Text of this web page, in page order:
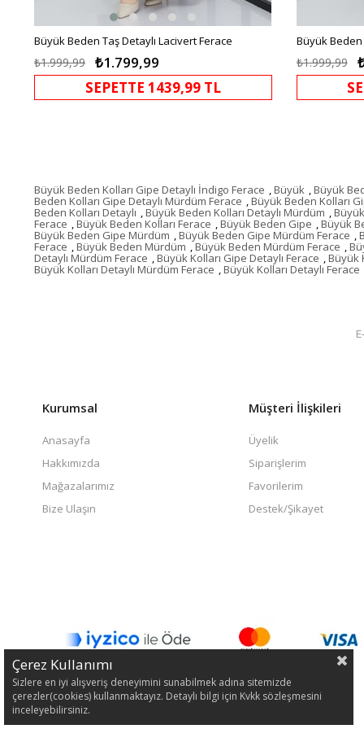
Büyük Beden Taş Detaylı Lacivert Ferace
₺1.799,99
₺1.999,99
SEPETTE 1439,99 TL
Büyük Beden
₺1.999,99
Büyük Beden Kolları Gipe Detaylı İndigo Ferace ,Büyük ,Büyük
Beden Kolları Gipe Detaylı Mürdüm Ferace ,Büyük Beden Kolları
Beden Kolları Detaylı ,Büyük Beden Kolları Detaylı Mürdüm ,
Ferace ,Büyük Beden Kolları Ferace ,Büyük Beden Gipe ,Büyük
Büyük Beden Gipe Mürdüm ,Büyük Beden Gipe Mürdüm Ferace ,
Ferace ,Büyük Beden Mürdüm ,Büyük Beden Mürdüm Ferace ,
Detaylı Mürdüm Ferace ,Büyük Kolları Gipe Detaylı Ferace ,Büyük
Büyük Kolları Detaylı Mürdüm Ferace ,Büyük Kolları Detaylı Ferace
Kurumsal
Anasayfa
Hakkımızda
Mağazalarımız
Bize Ulaşın
Müşteri İlişkileri
Üyelik
Siparişlerim
Favorilerim
Destek/Şikayet
Çerez Kullanımı
Sizlere en iyi alışveriş deneyimini sunabilmek adına sitemizde
çerezler(cookies) kullanmaktayız. Detaylı bilgi için Kvkk sözleşmesini
inceleyebilirsiniz.